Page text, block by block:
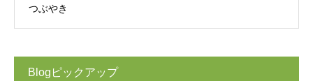
つぶやき
Blogピックアップ